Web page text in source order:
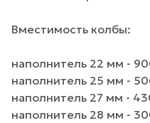
Вместимость колбы:
наполнитель 22 мм -
наполнитель 25 мм -
наполнитель 27 мм -
наполнитель 28 мм -